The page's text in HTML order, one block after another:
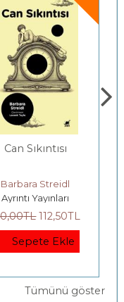
Sıkıntısı
Streidl
Yayınları
TL 112,50TL
Ekle
Tümünü göster